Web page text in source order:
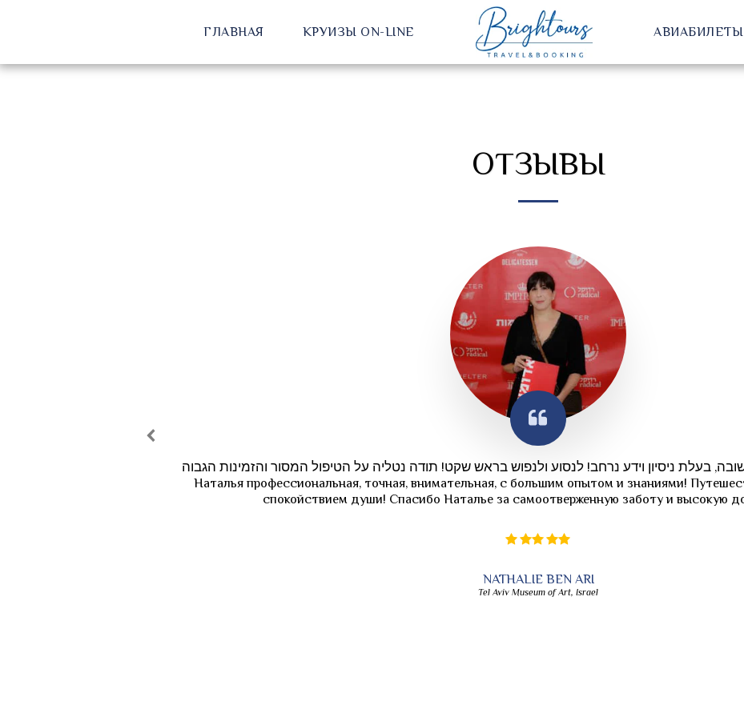
ГЛАВНАЯ КРУИЗЫ ON-LINE АВИАБИЛЕТЫ
ОТЗЫВЫ
בעלת ניסיון וידע נרחב! לנסוע ולנפוש בראש שקט! תודה נטליה על הטיפול המסור והזמינות הגבוה!
Наталья профессиональная, точная, внимательная, с большим опытом и знаниями!
спокойствием души! Спасибо Наталье за самоотверженную заботу и высокую
NATHALIE BEN ARI
Tel Aviv Museum of Art, Israel